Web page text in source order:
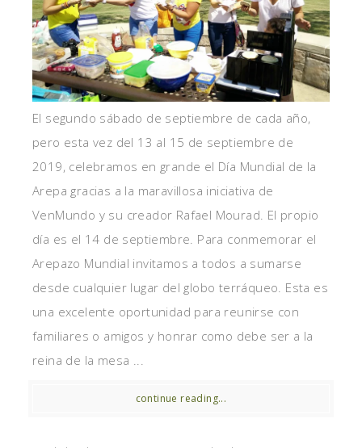
El segundo sábado de septiembre de cada año,
pero esta vez del 13 al 15 de septiembre de
2019, celebramos en grande el Día Mundial de la
Arepa gracias a la maravillosa iniciativa de
VenMundo y su creador Rafael Mourad. El propio
día es el 14 de septiembre. Para conmemorar el
Arepazo Mundial invitamos a todos a sumarse
desde cualquier lugar del globo terráqueo. Esta es
una excelente oportunidad para reunirse con
familiares o amigos y honrar como debe ser a la
reina de la mesa ...
continue reading...